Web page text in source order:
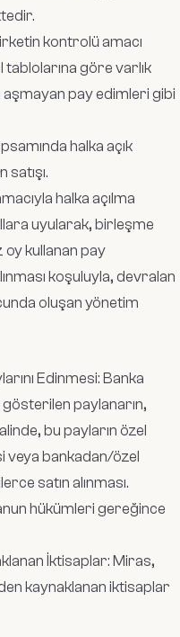
kontrolü amacı
tablolarına göre varlık
aşmayan pay edimleri gibi
halka açık
satışı.
halka açılma
uyularak, birleşme
kullanan pay
koşuluyla, devralan
oluşan yönetim
Edinmesi: Banka
paylanarın,
bu payların özel
veya bankadan/özel
satın alınması.
hükümleri gereğince
İktisaplar: Miras,
kaynaklanan iktisaplar